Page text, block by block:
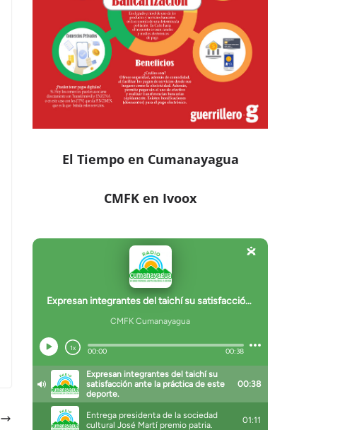
El Tiempo en Cumanayagua
CMFK en Ivoox